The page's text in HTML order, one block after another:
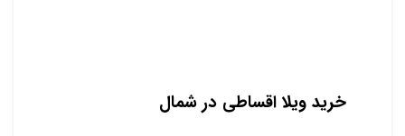
خرید ویلا اقساطی در شمال